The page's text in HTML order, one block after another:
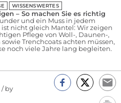
WISSENSWERTES
– So machen Sie es richtig
und ein Muss in jedem
nicht gleich Mantel: Wir zeigen
Pflege von Woll-, Daunen-,
Trenchcoats achten müssen,
noch viele Jahre lang begleiten.
/ by